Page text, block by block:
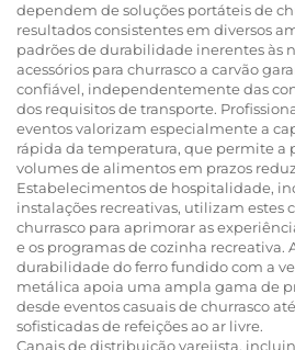
dependem de soluções portáteis de
resultados consistentes em diversos
padrões de durabilidade inerentes às
acessórios para churrasco a carvão
confiável, independentemente das
dos requisitos de transporte.
eventos valorizam especialmente a
rápida da temperatura, que permite a
volumes de alimentos em prazos
Estabelecimentos de hospitalidade,
instalações recreativas, utilizam estes
churrasco para aprimorar as
e os programas de cozinha recreativa.
durabilidade do ferro fundido com a
metálica apoia uma ampla gama de
desde eventos casuais de churrasco
sofisticadas de refeições ao ar livre.
Canais de distribuição varejista,